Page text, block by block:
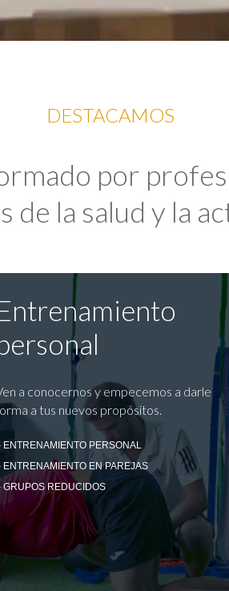
DESTACAMOS
por
de la salud y la
a conocernos y empecemos a darle
a tus nuevos propósitos.
ENTRENAMIENTO PERSONAL
ENTRENAMIENTO EN PAREJAS
GRUPOS REDUCIDOS